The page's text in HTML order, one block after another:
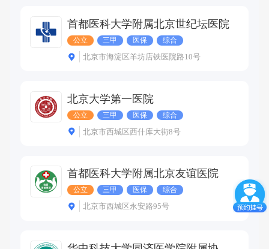
首都医科大学附属北京世纪坛医院
公立 三甲 医保 综合
北京市海淀区羊坊店铁医院路10号
北京大学第一医院
公立 三甲 医保 综合
北京市西城区西什库大街8号
首都医科大学附属北京友谊医院
公立 三甲 医保 综合
北京市西城区永安路95号